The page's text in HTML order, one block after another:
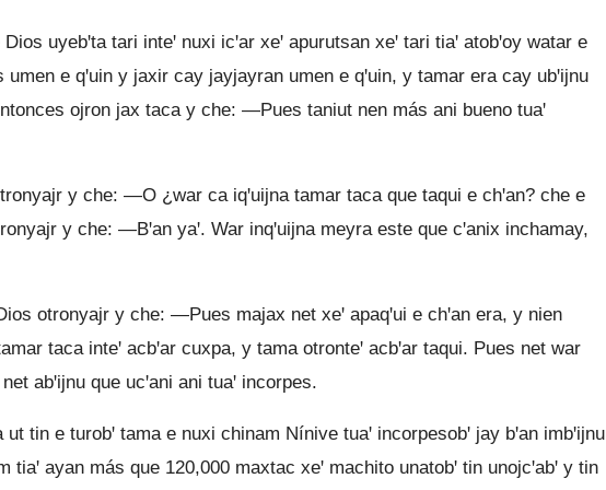
uyebꞌta tari inteꞌ nuxi icꞌar xeꞌ apurutsan xeꞌ tari tiaꞌ atobꞌoy watar e
e qꞌuin y jaxir cay jayjayran umen e qꞌuin, y tamar era cay ubꞌijnu
ojron jax taca y che: —Pues taniut nen más ani bueno tuaꞌ
y che: —O ¿war ca iqꞌuijna tamar taca que taqui e chꞌan? che e
y che: —Bꞌan yaꞌ. War inqꞌuijna meyra este que cꞌanix inchamay,
otronyajr y che: —Pues majax net xeꞌ apaqꞌui e chꞌan era, y nien
taca inteꞌ acbꞌar cuxpa, y tama otronteꞌ acbꞌar taqui. Pues net war
abꞌijnu que ucꞌani ani tuaꞌ incorpes.
tin e turobꞌ tama e nuxi chinam Nínive tuaꞌ incorpesobꞌ jay bꞌan imbꞌijnu
tiaꞌ ayan más que 120,000 maxtac xeꞌ machito unatobꞌ tin unojcꞌabꞌ y tin